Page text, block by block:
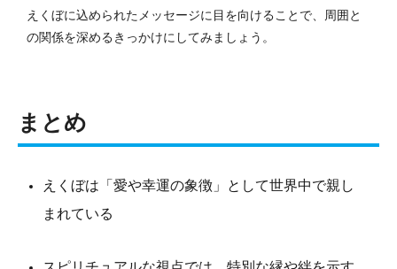
えくぼに込められたメッセージに目を向けることで、周囲と
の関係を深めるきっかけにしてみましょう。
まとめ
えくぼは「愛や幸運の象徴」として世界中で親し
まれている